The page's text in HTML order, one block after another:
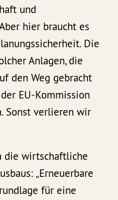
und
hier braucht es
Die
Anlagen, die
den Weg gebracht
EU-Kommission
Sonst verlieren wir
die wirtschaftliche
„Erneuerbare
für eine